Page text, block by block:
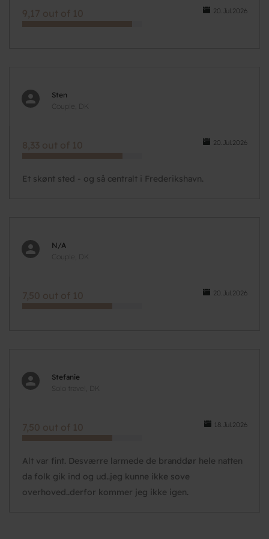
20.Jul.2026
9,17 out of 10
Sten
Couple, DK
20.Jul.2026
8,33 out of 10
Et skønt sted - og så centralt i Frederikshavn.
N/A
Couple, DK
20.Jul.2026
7,50 out of 10
Stefanie
Solo travel, DK
18.Jul.2026
7,50 out of 10
Alt var fint. Desværre larmede de branddør hele natten
da folk gik ind og ud..jeg kunne ikke sove
overhoved..derfor kommer jeg ikke igen.